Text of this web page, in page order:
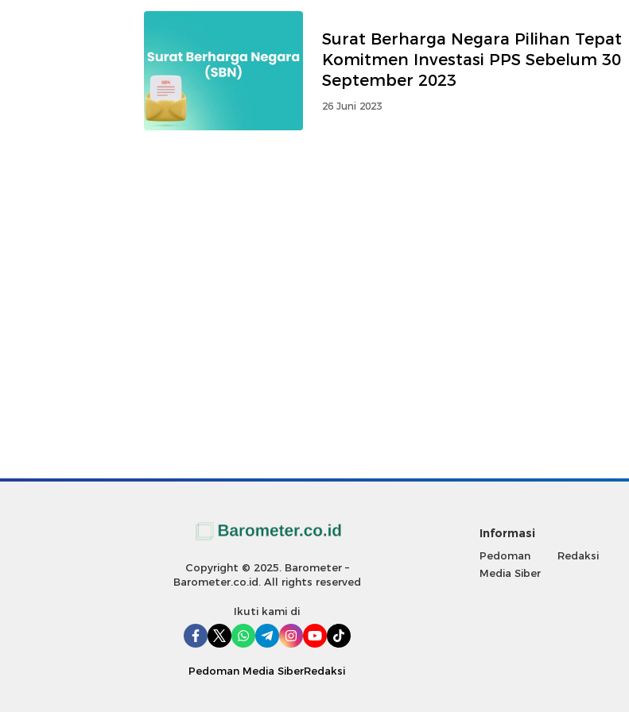
Surat Berharga Negara Pilihan Tepat
Komitmen Investasi PPS Sebelum 30
September 2023
26 Juni 2023
Copyright © 2025. Barometer –
Barometer.co.id. All rights reserved
Ikuti kami di
Pedoman Media SiberRedaksi
Informasi
Pedoman
Media Siber
Redaksi